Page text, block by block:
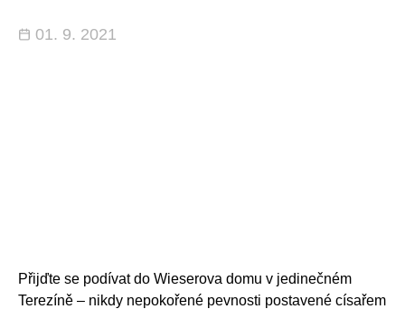
01. 9. 2021
Přijďte se podívat do Wieserova domu v jedinečném
Terezíně – nikdy nepokořené pevnosti postavené císařem